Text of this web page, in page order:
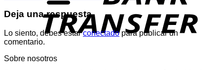
Deja una respuesta
Lo siento, debes estarconectadopara publicar un
comentario.
Sobre nosotros